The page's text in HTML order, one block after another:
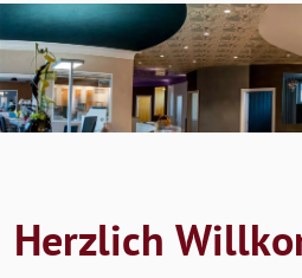
Herzlich